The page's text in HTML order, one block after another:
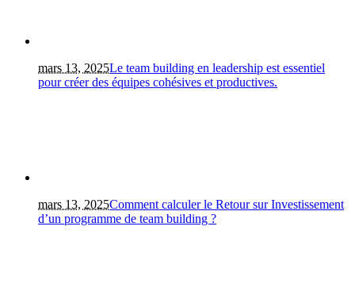
mars 13, 2025Le team building en leadership est essentiel
pour créer des équipes cohésives et productives.
mars 13, 2025Comment calculer le Retour sur Investissement
d’un programme de team building ?